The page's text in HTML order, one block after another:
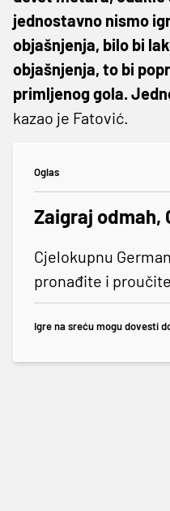
jednostavno nismo
objašnjenja, bilo bi
objašnjenja, to bi
primljenog gola.
kazao je Fatović.
Oglas
Zaigraj odmah,
Cjelokupnu
pronađite i proučite
Igre na sreću mogu dovesti